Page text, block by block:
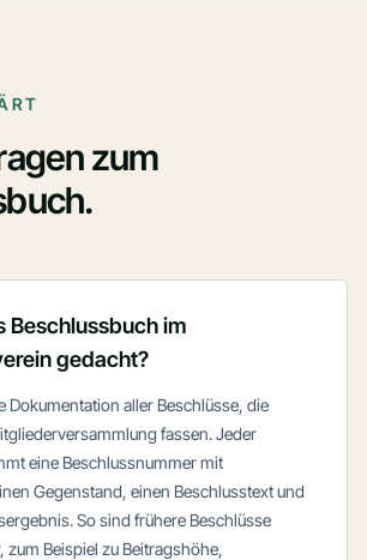
zum
Beschlussbuch im
gedacht?
Dokumentation aller Beschlüsse, die
fassen. Jeder
eine Beschlussnummer mit
Gegenstand, einen Beschlusstext und
So sind frühere Beschlüsse
zum Beispiel zu Beitragshöhe,